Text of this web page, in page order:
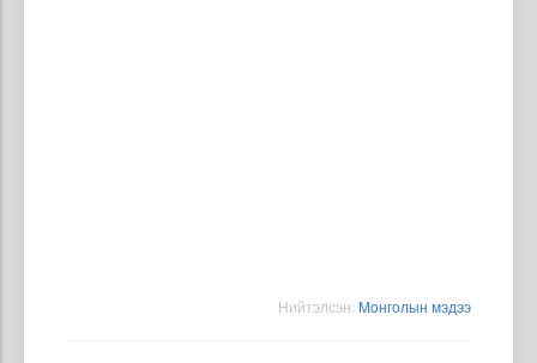
Нийтэлсэн: Moнголын мэдээ